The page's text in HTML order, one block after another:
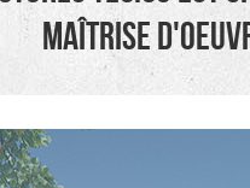
maîtrise